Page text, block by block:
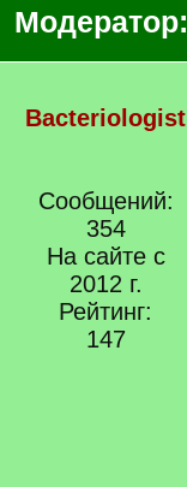
Модератор:
Bacteriologist
Сообщений:
354
На сайте с
2012 г.
Рейтинг:
147